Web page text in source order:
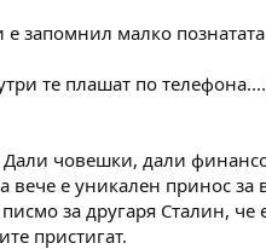
запомнил малко
те плашат по
Дали човешки, дали
вече е уникален принос
за другаря Сталин,
пристигат.